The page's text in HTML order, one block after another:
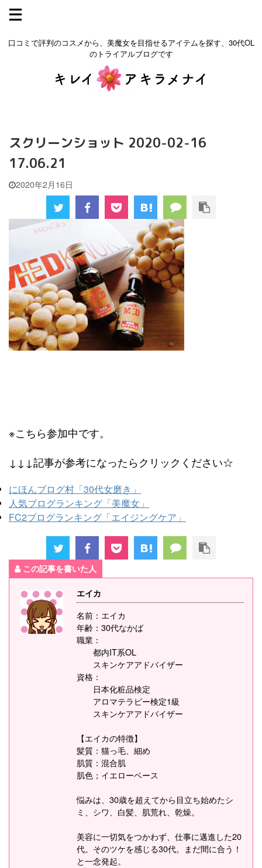
口コミで評判のコスメから、美魔女を目指せるアイテムを探す、30代OL
のトライアルブログです
スクリーンショット 2020-02-16
17.06.21
2020年2月16日
※こちら参加中です。
↓↓↓記事が参考になったらクリックください☆
にほんブログ村「30代女磨き」
人気ブログランキング「美魔女」
FC2ブログランキング「エイジングケア」
この記事を書いた人
エイカ
名前：エイカ
年齢：30代なかば
職業：
都内IT系OL
スキンケアアドバイザー
資格：
日本化粧品検定
アロマテラピー検定1級
スキンケアアドバイザー
【エイカの特徴】
髪質：猫っ毛、細め
肌質：混合肌
肌色；イエローベース
悩みは、30歳を超えてから目立ち始めたシ
ミ、シワ、白髪、肌荒れ、乾燥。
美容に一切気をつかわず、仕事に邁進した20
代。そのツケを感じる30代。まだ間に合う！
と一念発起。